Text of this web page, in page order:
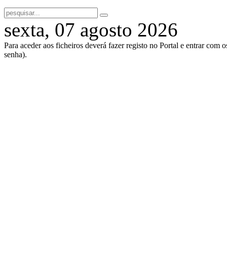
sexta, 07 agosto 2026
Para aceder aos ficheiros deverá fazer registo no Portal e entrar com
senha).